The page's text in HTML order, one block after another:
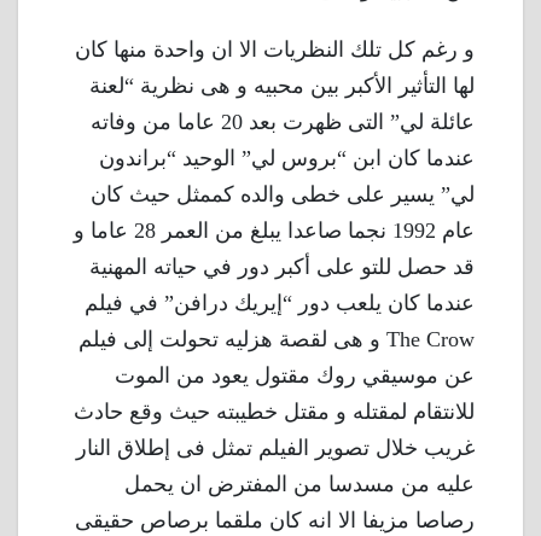
و رغم كل تلك النظريات الا ان واحدة منها كان
لها التأثير الأكبر بين محبيه و هى نظرية “لعنة
عائلة لي” التى ظهرت بعد 20 عاما من وفاته
عندما كان ابن “بروس لي” الوحيد “براندون
لي” يسير على خطى والده كممثل حيث كان
عام 1992 نجما صاعدا يبلغ من العمر 28 عاما و
قد حصل للتو على أكبر دور في حياته المهنية
عندما كان يلعب دور “إيريك درافن” في فيلم
The Crow و هى لقصة هزليه تحولت إلى فيلم
عن موسيقي روك مقتول يعود من الموت
للانتقام لمقتله و مقتل خطيبته حيث وقع حادث
غريب خلال تصوير الفيلم تمثل فى إطلاق النار
عليه من مسدسا من المفترض ان يحمل
رصاصا مزيفا الا انه كان ملقما برصاص حقيقى